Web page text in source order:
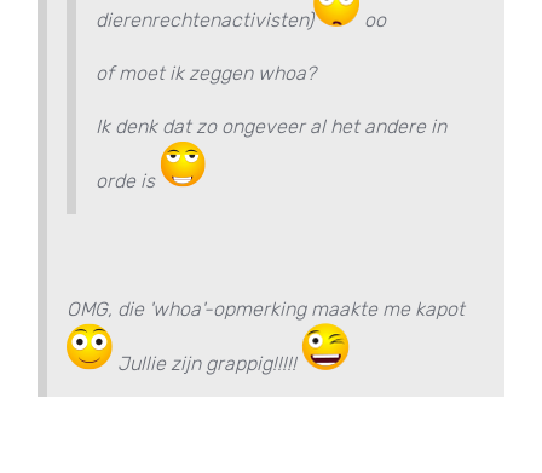
dierenrechtenactivisten) oo
of moet ik zeggen whoa?
Ik denk dat zo ongeveer al het andere in
orde is
OMG, die 'whoa'-opmerking maakte me kapot
Jullie zijn grappig!!!!!